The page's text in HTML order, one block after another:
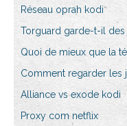
Réseau oprah kodi
Torguard garde-t-il des
Quoi de mieux que la
Comment regarder les
Alliance vs exode kodi
Proxy com netflix